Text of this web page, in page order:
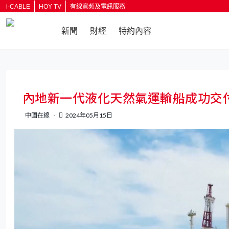
i-CABLE HOY TV 有線寬頻及電訊服務
新聞 財經 特約內容
內地新一代液化天然氣運輸船成功
中國在線 2024年05月15日